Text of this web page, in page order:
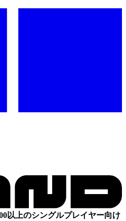
以上のシングルプレイヤー向け